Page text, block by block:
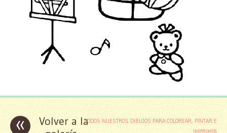
«
Volver a laTODOS NUESTROS DIBUJOS PARA COLOREAR, PINTAR E
IMPRIMIR